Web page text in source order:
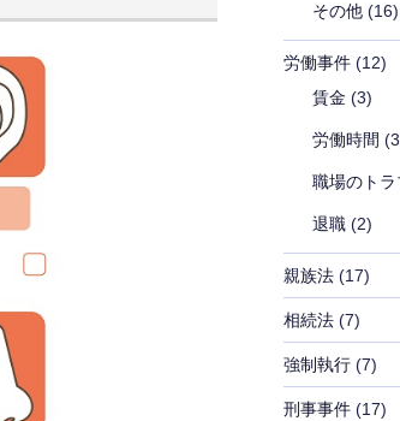
その他(16)
労働事件(12)
賃金 (3)
労働時間
職場のトラ
退職(2)
親族法(17)
相続法(7)
強制執行(7)
刑事事件(17)